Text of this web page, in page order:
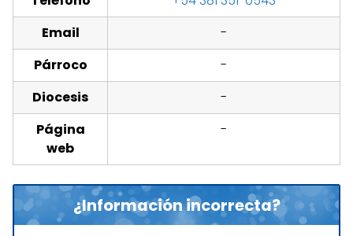
Email
-
Párroco
-
Diocesis
-
Página
web
-
¿Información incorrecta?